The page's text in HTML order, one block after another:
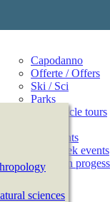
Capodanno
Offerte / Offers
Ski / Sci
Parks
Motorcycle tours
All Events
This week events
Events in progess
sciences